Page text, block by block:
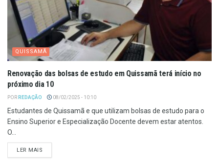
QUISSAMÃ
Renovação das bolsas de estudo em Quissamã terá início no
próximo dia 10
POR REDAÇÃO 08/02/2025 - 10:10
Estudantes de Quissamã e que utilizam bolsas de estudo para o
Ensino Superior e Especialização Docente devem estar atentos.
O...
LER MAIS